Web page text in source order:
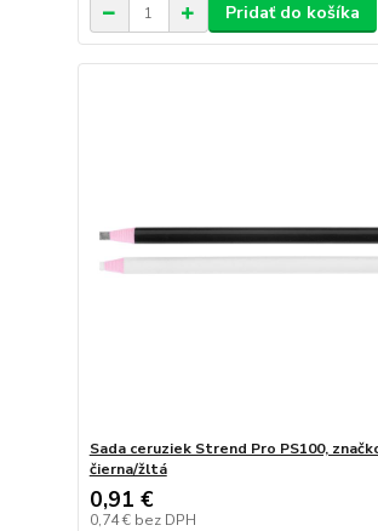
Pridať do košíka
Sada ceruziek Strend Pro PS100,
čierna/žltá
0,91 €
0,74 € bez DPH